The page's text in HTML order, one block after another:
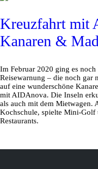
Kreuzfahrt mit
Kanaren &
Im Februar 2020 ging es
Reisewarnung – die noch gar
auf eine wunderschöne
mit AIDAnova. Die Inseln
als auch mit dem Mietwagen.
Kochschule, spielte Mini-Golf
Restaurants.